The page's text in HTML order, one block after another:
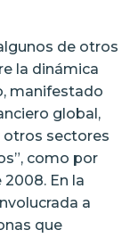
de otros
la dinámica
manifestado
global,
otros sectores
como por
En la
a
que